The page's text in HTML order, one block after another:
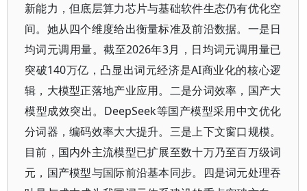
新能力，但底层算力芯片与基础软件生态仍有优化空
间。她从四个维度给出衡量标准及前沿数据。一是日
均词元调用量。截至2026年3月，日均词元调用量已
突破140万亿，凸显出词元经济是AI商业化的核心逻
辑，大模型正落地产业应用。二是分词效率，国产大
模型成效突出。DeepSeek等国产模型采用中文优化
分词器，编码效率大大提升。三是上下文窗口规模。
目前，国内外主流模型已扩展至数十万乃至百万级词
元，国产模型与国际前沿基本同步。四是词元处理吞